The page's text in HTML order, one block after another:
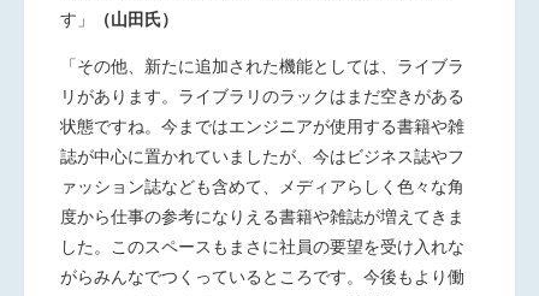
す」
（山田氏）
「その他、新たに追加された機能としては、ライブラ
リがあります。ライブラリのラックはまだ空きがある
状態ですね。今まではエンジニアが使用する書籍や雑
誌が中心に置かれていましたが、今はビジネス誌やフ
ァッション誌なども含めて、メディアらしく色々な角
度から仕事の参考になりえる書籍や雑誌が増えてきま
した。このスペースもまさに社員の要望を受け入れな
がらみんなでつくっているところです。今後もより働